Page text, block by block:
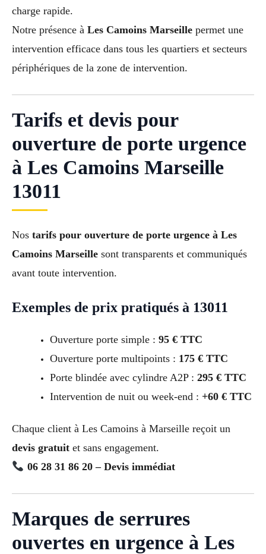
charge rapide.
Notre présence à Les Camoins Marseille permet une
intervention efficace dans tous les quartiers et secteurs
périphériques de la zone de intervention.
Tarifs et devis pour
ouverture de porte urgence
à Les Camoins Marseille
13011
Nos tarifs pour ouverture de porte urgence à Les
Camoins Marseille sont transparents et communiqués
avant toute intervention.
Exemples de prix pratiqués à 13011
Ouverture porte simple : 95 € TTC
Ouverture porte multipoints : 175 € TTC
Porte blindée avec cylindre A2P : 295 € TTC
Intervention de nuit ou week-end : +60 € TTC
Chaque client à Les Camoins à Marseille reçoit un
devis gratuit et sans engagement.
06 28 31 86 20 – Devis immédiat
Marques de serrures
ouvertes en urgence à Les